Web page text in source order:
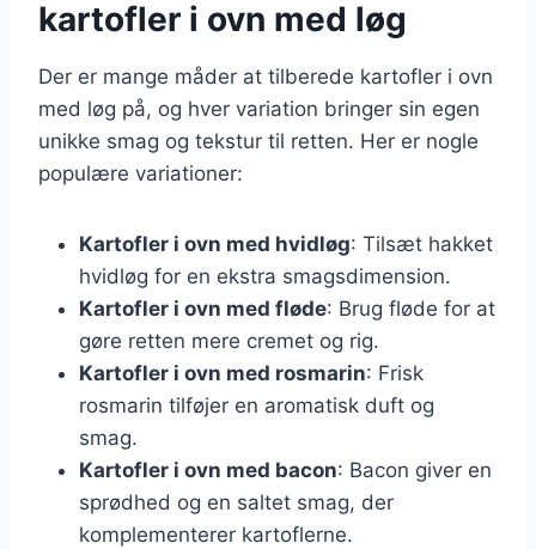
kartofler i ovn med løg
Der er mange måder at tilberede kartofler i ovn
med løg på, og hver variation bringer sin egen
unikke smag og tekstur til retten. Her er nogle
populære variationer:
Kartofler i ovn med hvidløg: Tilsæt hakket
hvidløg for en ekstra smagsdimension.
Kartofler i ovn med fløde: Brug fløde for at
gøre retten mere cremet og rig.
Kartofler i ovn med rosmarin: Frisk
rosmarin tilføjer en aromatisk duft og
smag.
Kartofler i ovn med bacon: Bacon giver en
sprødhed og en saltet smag, der
komplementerer kartoflerne.